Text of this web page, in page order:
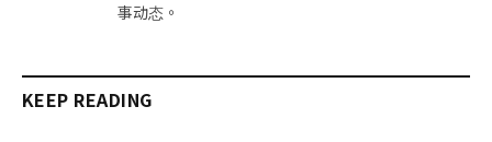
事动态。
KEEP READING